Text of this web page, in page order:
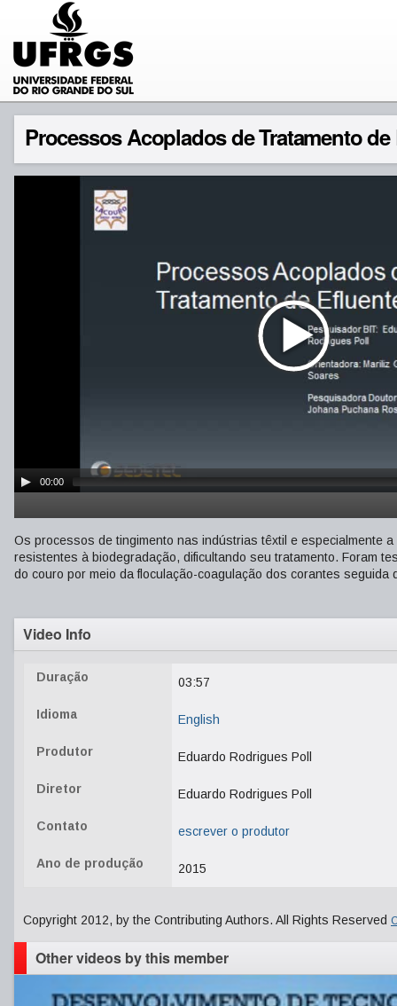
Processos Acoplados de Tratamento
00:00
Os processos de tingimento nas indústrias têxtil e especialmente
resistentes à biodegradação, dificultando seu tratamento. Foram
do couro por meio da floculação-coagulação dos corantes
Video Info
Duração 03:57
Idioma English
Produtor Eduardo Rodrigues Poll
Diretor Eduardo Rodrigues Poll
Contato escrever o produtor
Ano de produção 2015
Copyright 2012, by the Contributing Authors. All Rights Reserved
Other videos by this member